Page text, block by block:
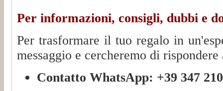
Per informazioni, consigli, dubbi e
Per trasformare il tuo regalo in
messaggio e cercheremo di rispondere
Contatto WhatsApp: +39 347